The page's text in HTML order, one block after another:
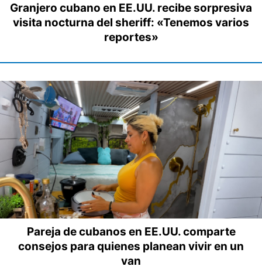
Granjero cubano en EE.UU. recibe sorpresiva
visita nocturna del sheriff: «Tenemos varios
reportes»
Pareja de cubanos en EE.UU. comparte
consejos para quienes planean vivir en un
van